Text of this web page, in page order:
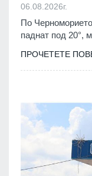
06.08.2026г.
По
паднат под 20°,
ПРОЧЕТЕТЕ